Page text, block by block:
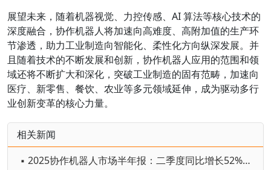
展望未来，随着机器视觉、力控传感、AI 算法等核心技术的
深度融合，协作机器人将加速向高难度、高附加值的生产环
节渗透，助力工业制造向智能化、柔性化方向纵深发展。并
且随着技术的不断发展和创新，协作机器人应用的范围和领
域还将不断扩大和深化，突破工业制造的固有范畴，加速向
医疗、新零售、餐饮、农业等多元领域延伸，成为驱动多行
业创新变革的核心力量。
相关新闻
▪ 2025协作机器人市场半年报：二季度同比增长52%！各行业增长提速，码垛、焊接场景表现亮眼